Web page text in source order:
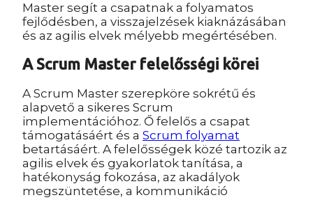
Master segít a csapatnak a folyamatos
fejlődésben, a visszajelzések kiaknázásában
és az agilis elvek mélyebb megértésében.
A Scrum Master felelősségi körei
A Scrum Master szerepköre sokrétű és
alapvető a sikeres Scrum
implementációhoz. Ő felelős a csapat
támogatásáért és a Scrum folyamat
betartásáért. A felelősségek közé tartozik az
agilis elvek és gyakorlatok tanítása, a
hatékonyság fokozása, az akadályok
megszüntetése, a kommunikáció